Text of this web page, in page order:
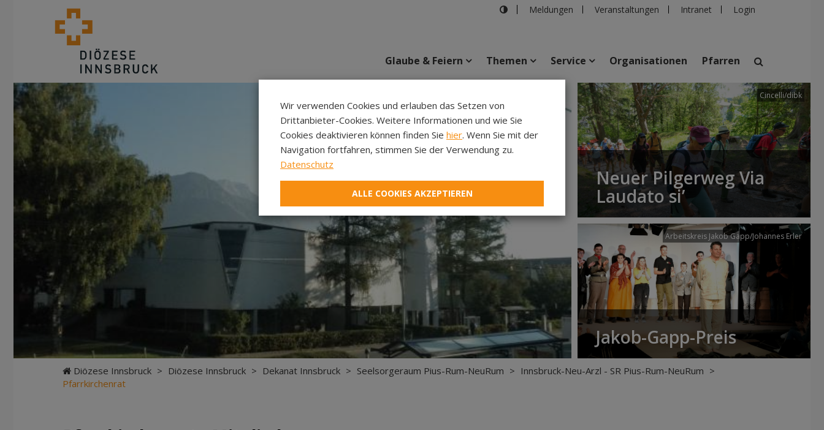
Meldungen Veranstaltungen Intranet Login
suchen
Veranstaltungen Personen Pfarren Einrichtungen
Glaube & Feiern Themen Service Organisationen Pfarren
Cincelli/dibk
Neuer Pilgerweg Via
Laudato si’
Arbeitskreis Jakob Gapp/Johannes Erler
Jakob-Gapp-Preis
Diözese Innsbruck > Diözese Innsbruck > Dekanat Innsbruck > Seelsorgeraum Pius-Rum-NeuRum > Innsbruck-Neu-Arzl - SR Pius-Rum-NeuRum >
Pfarrkirchenrat
Wir verwenden Cookies und erlauben das Setzen von
Drittanbieter-Cookies. Weitere Informationen und wie Sie
Cookies deaktivieren können finden Sie hier. Wenn Sie mit der
Navigation fortfahren, stimmen Sie der Verwendung zu.
Datenschutz
ALLE COOKIES AKZEPTIEREN